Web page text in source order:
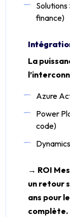
finance)
La
Azure
Power
code)
→ ROI
un retour
ans pour
complète.